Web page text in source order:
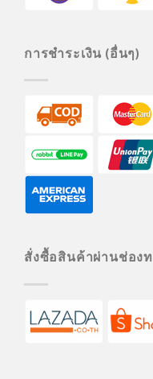
การชำระเงิน (อื่นๆ)
สั่งซื้อสินค้าผ่านช่อง